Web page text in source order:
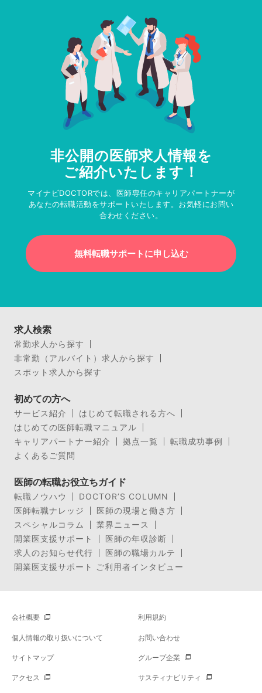
非公開の医師求人情報を
ご紹介いたします！
マイナビDOCTORでは、医師専任のキャリアパートナーが
あなたの転職活動をサポートいたします。お気軽にお問い
合わせください。
無料転職サポートに申し込む
求人検索
常勤求人から探す
非常勤（アルバイト）求人から探す
スポット求人から探す
初めての方へ
サービス紹介
はじめて転職される方へ
はじめての医師転職マニュアル
キャリアパートナー紹介
拠点一覧
転職成功事例
よくあるご質問
医師の転職お役立ちガイド
転職ノウハウ
DOCTOR’S COLUMN
医師転職ナレッジ
医師の現場と働き方
スペシャルコラム
業界ニュース
開業医支援サポート
医師の年収診断
求人のお知らせ代行
医師の職場カルテ
開業医支援サポート ご利用者インタビュー
会社概要 利用規約
個人情報の取り扱いについて お問い合わせ
サイトマップ グループ企業
アクセス サスティナビリティ